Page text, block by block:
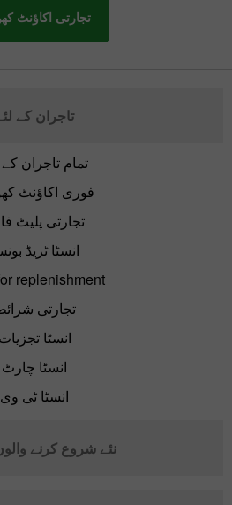
تجارتی اکاؤنٹ
تاجران کے
تمام تاجران کے
فوری اکاؤنٹ
تجارتی پلیٹ
انسٹا ٹریڈ
replenishment
تجارتی
انسٹا تجزیات
انسٹا چارٹ
انسٹا ٹی وی
نئے شروع کرنے